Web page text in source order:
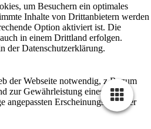
um Besuchern ein optimales
Inhalte von Drittanbietern werden
Option aktiviert ist. Die
in einem Drittland erfolgen.
der Datenschutzerklärung.
der Webseite notwendig, z.B. zum
zur Gewährleistung eines
angepassten Erscheinungsbilds der